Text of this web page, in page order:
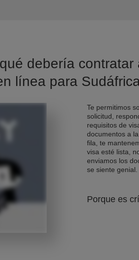
debería contratar
línea para
Te permitimos
solicitud,
requisitos de
documentos a
fila, te
visa esté lista,
enviamos los
se siente genial.
Porque es